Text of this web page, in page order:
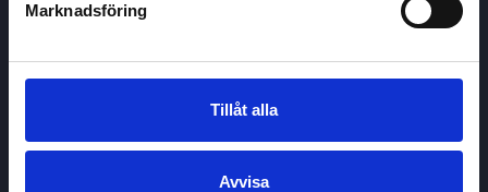
Marknadsföring
Tillåt alla
Avvisa
OmAktiekampen
About cookies